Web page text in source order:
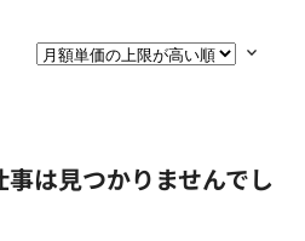
は見つかりませんでし